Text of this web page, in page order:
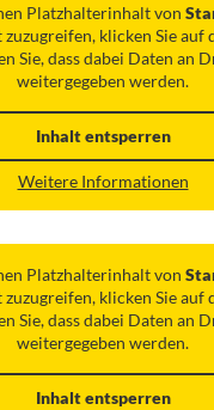
Platzhalterinhalt von
klicken Sie auf
Sie, dass dabei Daten an
weitergegeben werden.
Inhalt entsperren
Weitere Informationen
Platzhalterinhalt von
klicken Sie auf
Sie, dass dabei Daten an
weitergegeben werden.
Inhalt entsperren